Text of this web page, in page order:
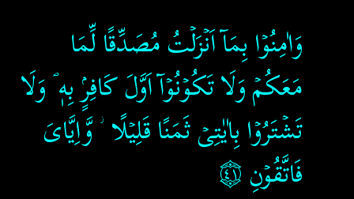
وَاٰمِنُوۡا بِمَآ اَنۡزَلۡتُ مُصَدِّقًا لِّمَا
مَعَكُمۡ وَلَا تَكُوۡنُوۡآ اَوَّلَ كَافِرٍۢ بِهٖ ؐ​ وَلَا
تَشۡتَرُوۡا بِاٰيٰتِىۡ ثَمَنًا قَلِيۡلًا ؗ وَّاِيَّاىَ
فَاتَّقُوۡنِ‏۝